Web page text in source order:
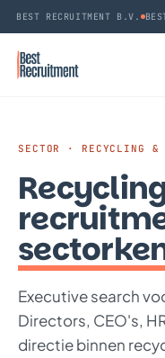
BEST RECRUITMENT B.V.
SECTOR · RECYCLING &
Executive search
Directors, CEO's,
directie binnen